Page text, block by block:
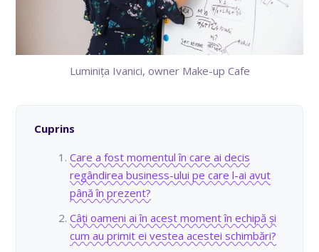
Luminița Ivanici, owner Make-up Cafe
Cuprins
Care a fost momentul în care ai decis
regândirea business-ului pe care l-ai avut
până în prezent?
Câți oameni ai în acest moment în echipă și
cum au primit ei vestea acestei schimbări?